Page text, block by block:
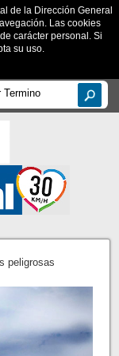
de la Dirección General
Las cookies
carácter personal. Si
su uso.
peligrosas